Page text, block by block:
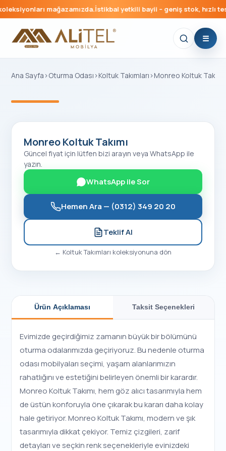
mağazamızda.İstikbal yetkili bayii – geniş stok, hızlı
Ana Sayfa ›Oturma Odası ›Koltuk Takımları ›Monreo Koltuk Takımı
Monreo Koltuk Takımı
Güncel fiyat için lütfen bizi arayın veya WhatsApp ile
yazın.
WhatsApp ile Sor
Hemen Ara — (0312) 349 20 20
Teklif Al
← Koltuk Takımları koleksiyonuna dön
Ürün Açıklaması Taksit Seçenekleri
Evimizde geçirdiğimiz zamanın büyük bir bölümünü
oturma odalarımızda geçiriyoruz. Bu nedenle oturma
odası mobilyaları seçimi, yaşam alanlarımızın
rahatlığını ve estetiğini belirleyen önemli bir karardır.
Monreo Koltuk Takımı, hem göz alıcı tasarımıyla hem
de üstün konforuyla öne çıkarak bu kararı daha kolay
hale getiriyor. Monreo Koltuk Takımı, modern ve şık
tasarımıyla dikkat çekiyor. Temiz çizgileri, zarif
detayları ve seçkin renk seçenekleriyle evinizdeki